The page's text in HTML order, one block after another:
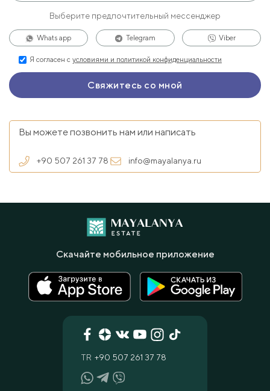
Выберите предпочтительный мессенджер
Whats app Telegram Viber
Я согласен с условиями и политикой конфиденциальности
Вы можете позвонить нам или написать
+90 507 261 37 78 info@mayalanya.ru
TR +90 507 261 37 78
Скачайте мобильное приложение